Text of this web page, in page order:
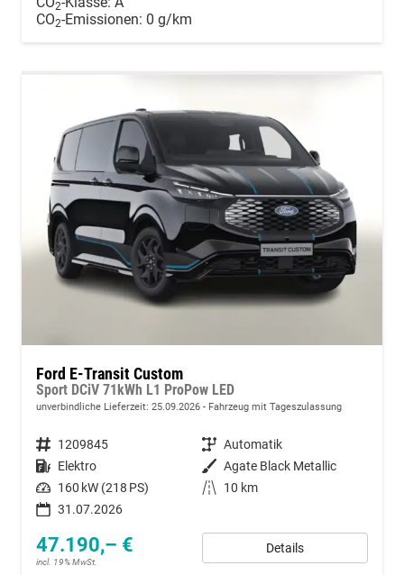
2
CO2-Emissionen: 0 g/km
Ford E-Transit Custom
Sport DCiV 71kWh L1 ProPow LED
unverbindliche Lieferzeit: 25.09.2026 Fahrzeug mit Tageszulassung
Fahrzeugnummer 1209845 Getriebe Automatik
Kraftstoff Elektro Außenfarbe Agate Black Metallic
Leistung 160 kW (218 PS) Kilometerstand
10 km
31.07.2026
47.190,– €
incl. 19% MwSt.
Details